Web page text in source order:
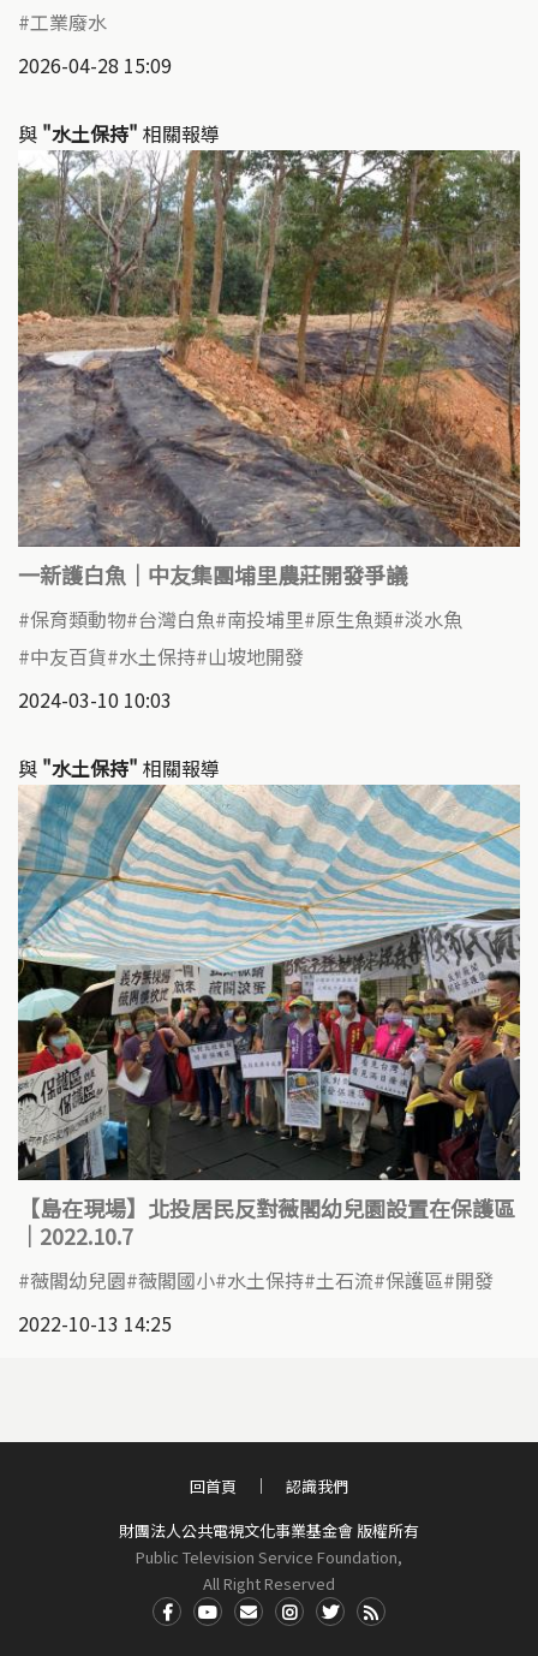
工業廢水
2026-04-28 15:09
與 "水土保持" 相關報導
一新護白魚｜中友集團埔里農莊開發爭議
保育類動物 台灣白魚 南投埔里 原生魚類 淡水魚
中友百貨 水土保持 山坡地開發
2024-03-10 10:03
與 "水土保持" 相關報導
【島在現場】北投居民反對薇閣幼兒園設置在保護區
｜2022.10.7
薇閣幼兒園 薇閣國小 水土保持 土石流 保護區 開發
2022-10-13 14:25
財團法人公共電視文化事業基金會 版權所有
Public Television Service Foundation,
All Right Reserved
回首頁 認識我們